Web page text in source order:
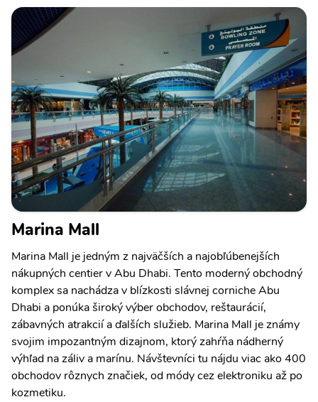
Marina Mall
Marina Mall je jedným z najväčších a najobľúbenejších
nákupných centier v Abu Dhabi. Tento moderný obchodný
komplex sa nachádza v blízkosti slávnej corniche Abu
Dhabi a ponúka široký výber obchodov, reštaurácií,
zábavných atrakcií a ďalších služieb. Marina Mall je známy
svojim impozantným dizajnom, ktorý zahŕňa nádherný
výhľad na záliv a marínu. Návštevníci tu nájdu viac ako 400
obchodov rôznych značiek, od módy cez elektroniku až po
kozmetiku.